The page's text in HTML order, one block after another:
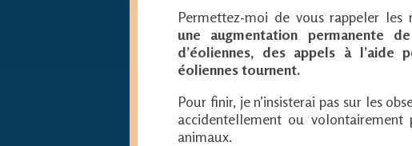
Permettez-moi de vous rappeler
une augmentation permanente
d’éoliennes, des appels à l’aide
éoliennes tournent.
Pour finir, je n’insisterai pas sur les
accidentellement ou volontairement
animaux.